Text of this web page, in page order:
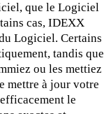
que le Logiciel
cas, IDEXX
Logiciel. Certains
tandis que
ou les mettiez
mettre à jour votre
le